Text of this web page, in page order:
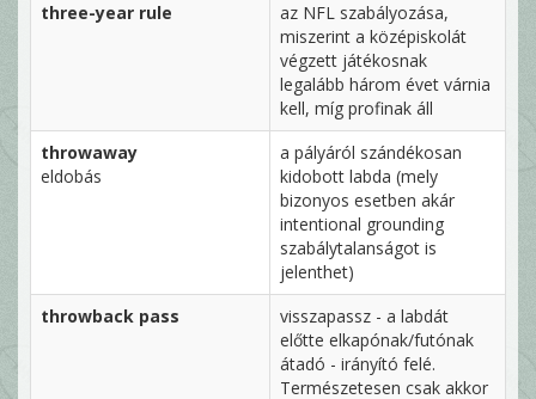
three-year rule
az NFL szabályozása,
miszerint a középiskolát
végzett játékosnak
legalább három évet várnia
kell, míg profinak áll
throwaway
eldobás
a pályáról szándékosan
kidobott labda (mely
bizonyos esetben akár
intentional grounding
szabálytalanságot is
jelenthet)
throwback pass
visszapassz - a labdát
előtte elkapónak/futónak
átadó - irányító felé.
Természetesen csak akkor